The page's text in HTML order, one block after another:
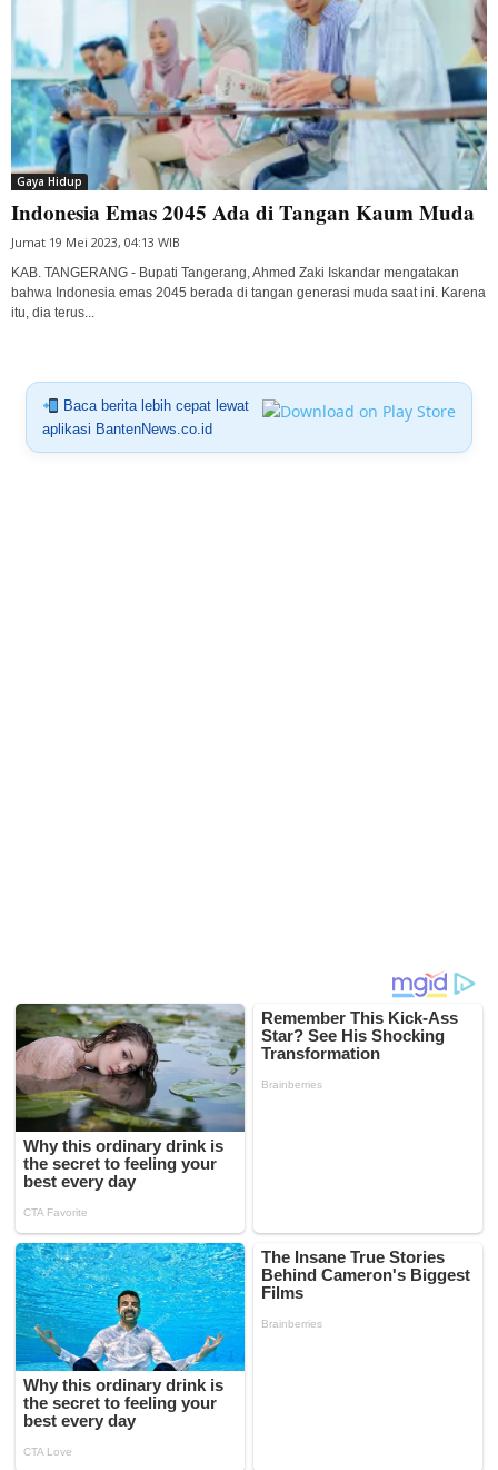
Gaya Hidup
Indonesia Emas 2045 Ada di Tangan Kaum Muda
Jumat 19 Mei 2023, 04:13 WIB
KAB. TANGERANG - Bupati Tangerang, Ahmed Zaki Iskandar mengatakan
bahwa Indonesia emas 2045 berada di tangan generasi muda saat ini. Karena
itu, dia terus...
Baca berita lebih cepat lewat
aplikasi BantenNews.co.id